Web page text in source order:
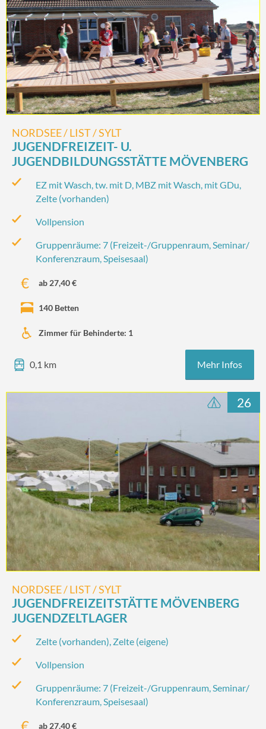
NORDSEE / LIST / SYLT
JUGENDFREIZEIT- U.
JUGENDBILDUNGSSTÄTTE MÖVENBERG
EZ mit Wasch, tw. mit D, MBZ mit Wasch, mit GDu,
Zelte (vorhanden)
Vollpension
Gruppenräume: 7 (Freizeit-/‌Gruppenraum, Seminar/‌
Konferenzraum, Speisesaal)
ab 27,40 €
140 Betten
Zimmer für Behinderte: 1
0,1 km Mehr Infos
26
NORDSEE / LIST / SYLT
JUGENDFREIZEITSTÄTTE MÖVENBERG
JUGENDZELTLAGER
Zelte (vorhanden), Zelte (eigene)
Vollpension
Gruppenräume: 7 (Freizeit-/‌Gruppenraum, Seminar/‌
Konferenzraum, Speisesaal)
ab 27,40 €